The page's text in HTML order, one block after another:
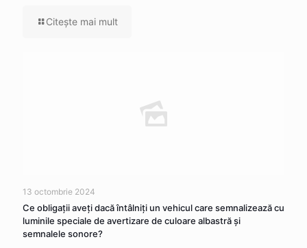
Citeşte mai mult
13 octombrie 2024
Ce obligaţii aveţi dacă întâlniţi un vehicul care semnalizează cu
luminile speciale de avertizare de culoare albastră şi
semnalele sonore?